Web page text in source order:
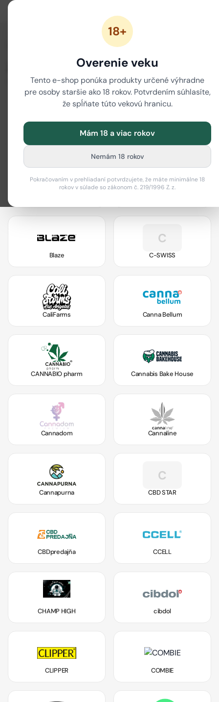
18+
Overenie veku
Tento e-shop ponúka produkty určené výhradne
pre osoby staršie ako 18 rokov. Potvrdením súhlasíte,
že spĺňate túto vekovú hranicu.
Mám 18 a viac rokov
Nemám 18 rokov
Pokračovaním v prehliadaní potvrdzujete, že máte minimálne 18
rokov v súlade so zákonom č. 219/1996 Z. z.
80 značiek
Best Buds
Blaze
C
C-SWISS
CaliFarms Canna Bellum
CANNABIO pharm Cannabis Bake House
Cannadom Cannaline
Cannapurna
C
CBD STAR
CBDpredajňa CCELL
CHAMP HIGH cibdol
CLIPPER COMBIE